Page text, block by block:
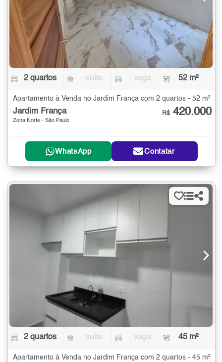
2 quartos - suíte - vaga 52 m²
Apartamento à Venda no Jardim França com 2 quartos - 52 m²
Jardim França
Zona Norte - São Paulo
R$ 420.000
WhatsApp Contatar
2 quartos - suíte - vaga 45 m²
Apartamento à Venda no Jardim França com 2 quartos - 45 m²